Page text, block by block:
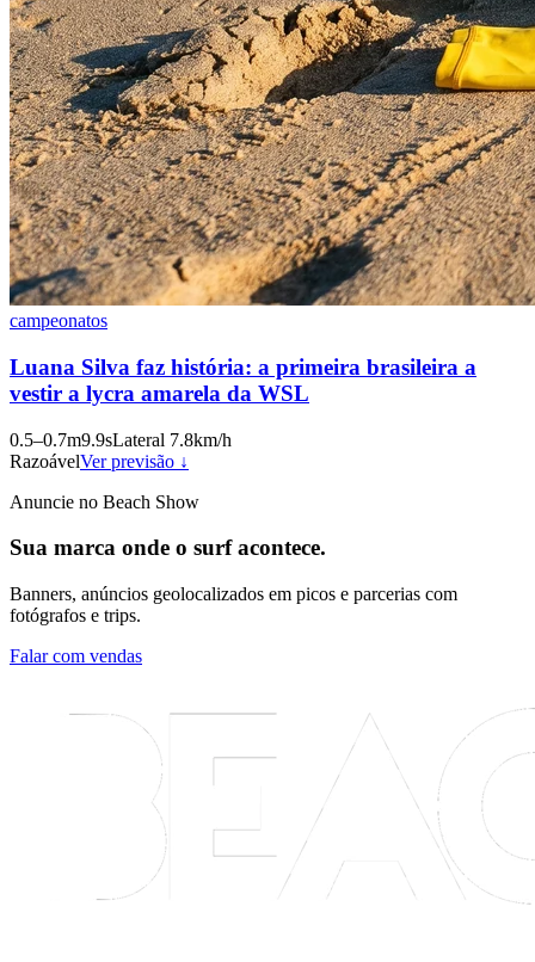
campeonatos
Luana Silva faz história: a primeira brasileira a
vestir a lycra amarela da WSL
0.5–0.7m9.9sLateral 7.8km/h
RazoávelVer previsão ↓
Anuncie no Beach Show
Sua marca onde o surf acontece.
Banners, anúncios geolocalizados em picos e parcerias com
fotógrafos e trips.
Falar com vendas